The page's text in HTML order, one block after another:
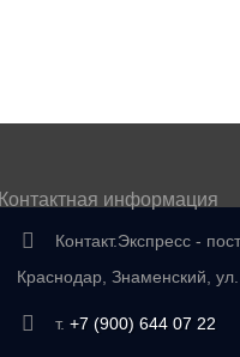
Контактная информация
Контакт.Экспресс -
Краснодар, Знаменский,
т. +7 (900) 644 07 22